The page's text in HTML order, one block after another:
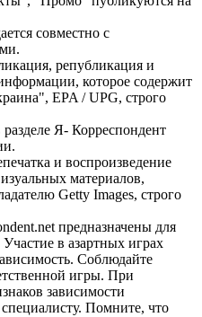
совместно с
републикация и
которое содержит
EPA / UPG, строго
Я- Корреспондент
и воспроизведение
материалов,
Getty Images, строго
предназначены для
в азартных играх
Соблюдайте
игры. При
зависимости
Помните, что